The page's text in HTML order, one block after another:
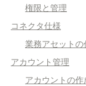
権限と管理
コネクタ仕様
業務アセットの
アカウント管理
アカウントの作